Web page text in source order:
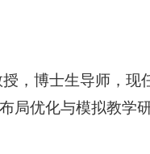
，博士生导师，
局优化与模拟教学